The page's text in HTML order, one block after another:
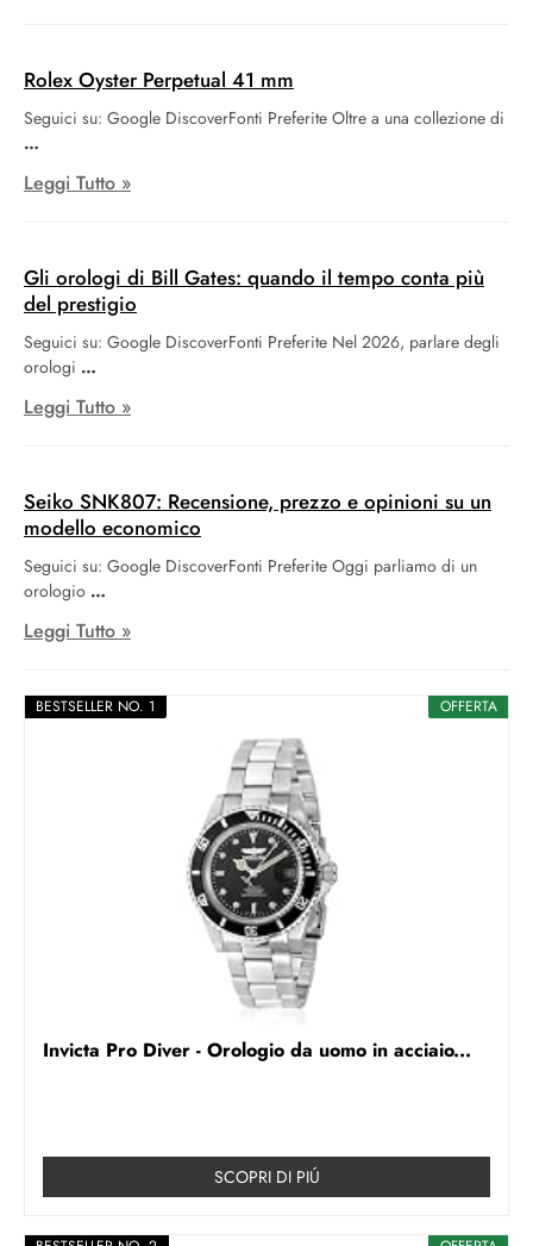
OFFERTA
BESTSELLER NO. 1
Invicta Pro Diver - Orologio da uomo in acciaio...
SCOPRI DI PIÚ
Rolex Oyster Perpetual 41 mm
Seguici su: Google DiscoverFonti Preferite Oltre a una collezione di
Leggi Tutto »
Gli orologi di Bill Gates: quando il tempo conta più
del prestigio
Seguici su: Google DiscoverFonti Preferite Nel 2026, parlare degli
orologi
Leggi Tutto »
Seiko SNK807: Recensione, prezzo e opinioni su un
modello economico
Seguici su: Google DiscoverFonti Preferite Oggi parliamo di un
orologio
Leggi Tutto »